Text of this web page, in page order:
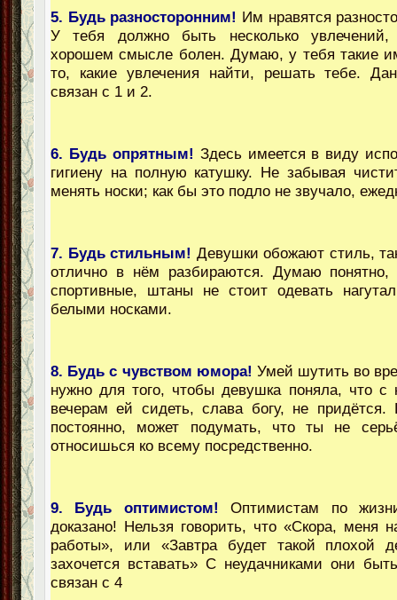
5. Будь разносторонним! Им нравятся
У тебя должно быть несколько
хорошем смысле болен. Думаю, у тебя такие
то, какие увлечения найти, решать тебе.
связан с 1 и 2.
6. Будь опрятным! Здесь имеется в виду
гигиену на полную катушку. Не забывая
менять носки; как бы это подло не звучало,
7. Будь стильным! Девушки обожают стиль,
отлично в нём разбираются. Думаю понятно,
спортивные, штаны не стоит одевать
белыми носками.
8. Будь с чувством юмора! Умей шутить во
нужно для того, чтобы девушка поняла, что с
вечерам ей сидеть, слава богу, не
постоянно, может подумать, что ты не
относишься ко всему посредственно.
9. Будь оптимистом! Оптимистам по
доказано! Нельзя говорить, что «Скора, меня
работы», или «Завтра будет такой плохой
захочется вставать» С неудачниками они
связан с 4